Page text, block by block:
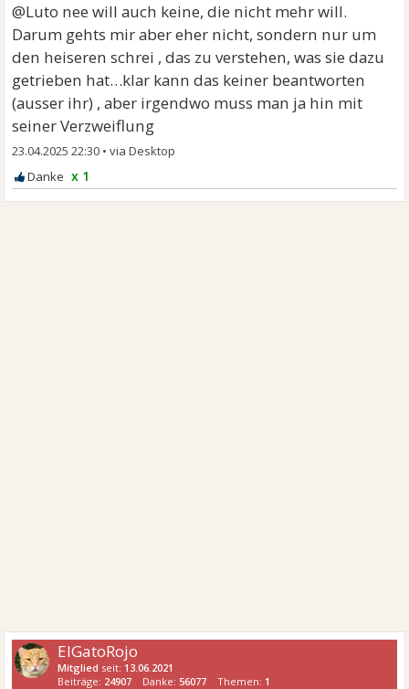
@Luto nee will auch keine, die nicht mehr will.
Darum gehts mir aber eher nicht, sondern nur um
den heiseren schrei , das zu verstehen, was sie dazu
getrieben hat…klar kann das keiner beantworten
(ausser ihr) , aber irgendwo muss man ja hin mit
seiner Verzweiflung
23.04.2025 22:30 •
x 1
ElGatoRojo
Mitglied seit: 13.06.2021
Beiträge: 24907 Danke:56077 Themen: 1